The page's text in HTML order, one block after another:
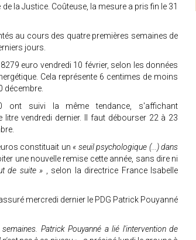
la Justice. Coûteuse, la mesure a pris fin le 31
au cours des quatre premières semaines de
jours.
euro vendredi 10 février, selon les données
Cela représente 6 centimes de moins
décembre.
ont suivi la même tendance, s'affichant
vendredi dernier. Il faut débourser 22 à 23
constituait un « seuil psychologique (...) dans
une nouvelle remise cette année, sans dire ni
de suite »
, selon la directrice France Isabelle
assuré mercredi dernier le PDG Patrick Pouyanné
Patrick Pouyanné a lié l'intervention de